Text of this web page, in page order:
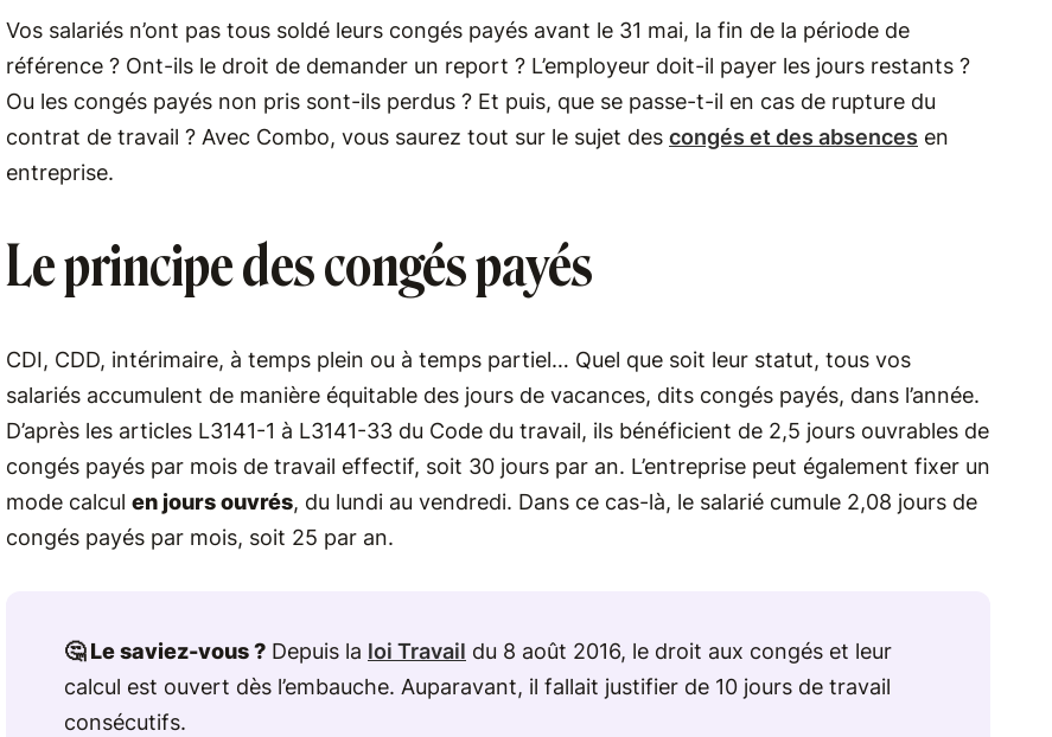
Vos salariés n’ont pas tous soldé leurs congés payés avant le 31 mai, la fin de la période de
référence ? Ont-ils le droit de demander un report ? L’employeur doit-il payer les jours restants ?
Ou les congés payés non pris sont-ils perdus ? Et puis, que se passe-t-il en cas de rupture du
contrat de travail ? Avec Combo, vous saurez tout sur le sujet des congés et des absences en
entreprise.
Le principe des congés payés
CDI, CDD, intérimaire, à temps plein ou à temps partiel… Quel que soit leur statut, tous vos
salariés accumulent de manière équitable des jours de vacances, dits congés payés, dans l’année.
D’après les articles L3141-1 à L3141-33 du Code du travail, ils bénéficient de 2,5 jours ouvrables de
congés payés par mois de travail effectif, soit 30 jours par an. L’entreprise peut également fixer un
mode calcul en jours ouvrés, du lundi au vendredi. Dans ce cas-là, le salarié cumule 2,08 jours de
congés payés par mois, soit 25 par an.
🤔 Le saviez-vous ? Depuis la loi Travail du 8 août 2016, le droit aux congés et leur
calcul est ouvert dès l’embauche. Auparavant, il fallait justifier de 10 jours de travail
consécutifs.